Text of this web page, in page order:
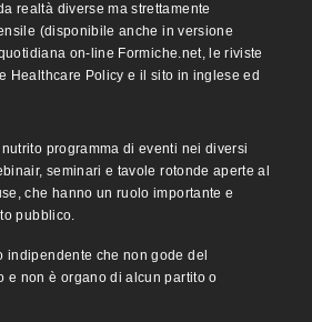
realtà diverse ma strettamente
(disponibile anche in versione
on-line Formiche.net, le riviste
Healthcare Policy e il sito in inglese ed
programma di eventi nei diversi
seminari e tavole rotonde aperte al
che hanno un ruolo importante e
pubblico.
indipendente che non gode del
e non è organo di alcun partito o